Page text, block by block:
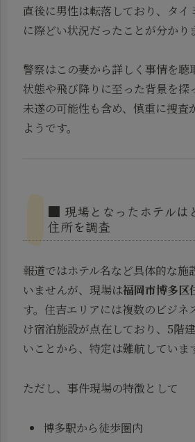
直後に男性は転落しており、タイ
に際どい状況だったことが分かり
警察はこの妻から詳しく事情を聴
状態や飛び降りに至った背景を探
未遂の可能性も含め、慎重に捜査
ようです。
■ 現場となったホテルは
住所を調査
報道ではホテル名など具体的な施
いませんが、現場は福岡市博多区
す。住吉エリアには複数のビジネ
け宿泊施設が点在しており、5階
いことから、特定は難航していま
ただし、事件現場の特徴として
博多駅から徒歩圏内